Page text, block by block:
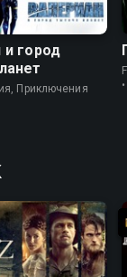
и город
Приключения